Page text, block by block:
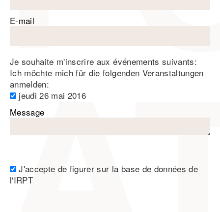
E-mail
Je souhaite m'inscrire aux événements suivants:
Ich möchte mich für die folgenden Veranstaltungen
anmelden:
jeudi 26 mai 2016
Message
J'accepte de figurer sur la base de données de
l'IRPT